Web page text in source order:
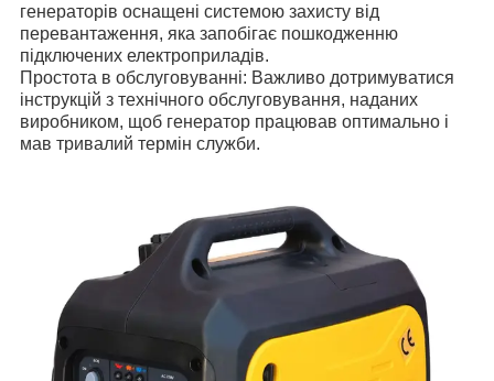
генераторів оснащені системою захисту від
перевантаження, яка запобігає пошкодженню
підключених електроприладів.
Простота в обслуговуванні: Важливо дотримуватися
інструкцій з технічного обслуговування, наданих
виробником, щоб генератор працював оптимально і
мав тривалий термін служби.